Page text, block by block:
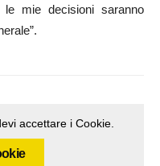
mie decisioni saranno
accettare i Cookie.